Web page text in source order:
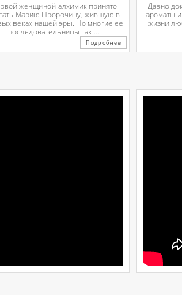
женщиной-алхимик принято
Марию Пророчицу, жившую в
веках нашей эры. Но многие ее
последовательницы так ...
Подробнее
Давно
ароматы
жизни